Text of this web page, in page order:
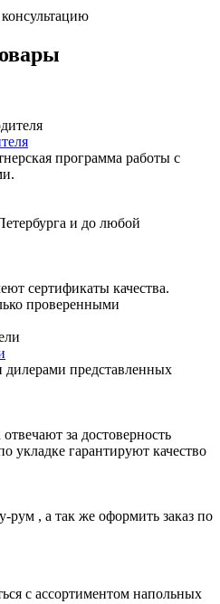
консультацию
программа работы с
и до любой
сертификаты качества.
проверенными
представленных
за достоверность
гарантируют качество
, а так же оформить заказ по
с ассортиментом напольных